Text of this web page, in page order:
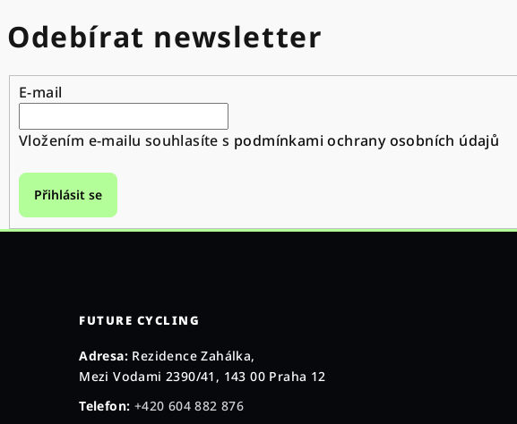
Odebírat newsletter
E-mail
Vložením e-mailu souhlasíte s podmínkami ochrany osobních údajů
Přihlásit se
FUTURE CYCLING
Adresa: Rezidence Zahálka,
Mezi Vodami 2390/41, 143 00 Praha 12
Telefon: +420 604 882 876